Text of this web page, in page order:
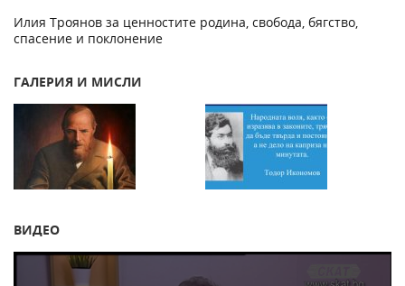
Илия Троянов за ценностите родина, свобода, бягство,
спасение и поклонение
ГАЛЕРИЯ И МИСЛИ
ВИДЕО